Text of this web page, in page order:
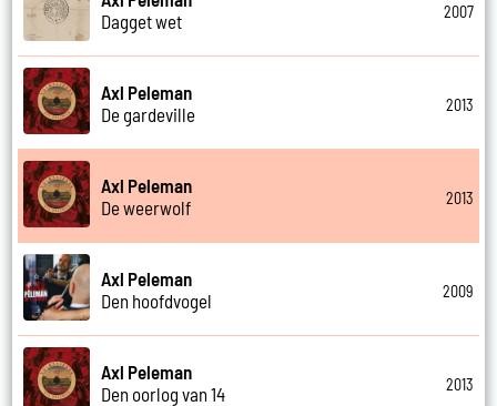
Dagget wet
2007
Axl Peleman
De gardeville
2013
Axl Peleman
De weerwolf
2013
Axl Peleman
Den hoofdvogel
2009
Axl Peleman
Den oorlog van 14
2013